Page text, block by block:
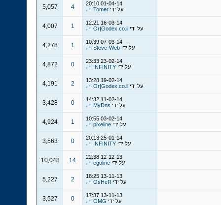
01-04-14
20:10
על ידיTomer
4
5,057
16-03-14
12:21
על ידיOr|Godex.co.il
1
4,007
07-03-14
10:39
על ידיSteve-Web
1
4,278
23-02-14
23:33
על ידיINFINITY
0
4,872
19-02-14
13:28
על ידיOr|Godex.co.il
2
4,191
11-02-14
14:32
על ידי MyDns
0
3,428
03-02-14
10:55
על ידיpixeline
1
4,924
25-01-14
20:13
על ידיINFINITY
0
3,563
12-12-13
22:38
על ידיegoline
14
10,048
13-11-13
18:25
על ידי OsHeR
2
5,227
13-11-13
17:37
על ידי OMG
0
3,527